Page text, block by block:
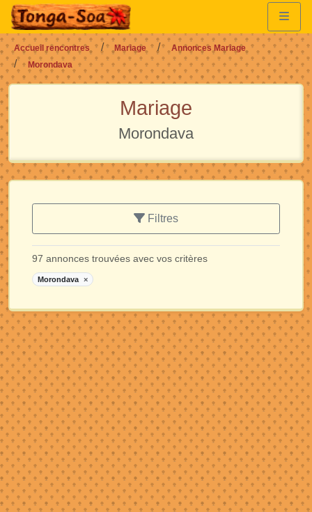
Accueil rencontres Mariage
Annonces Mariage
Morondava
Mariage
Morondava
Filtres
97 annonces trouvées avec vos critères
Morondava ×